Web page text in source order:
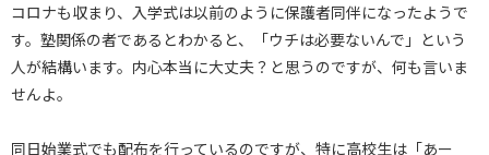
コロナも収まり、入学式は以前のように保護者同伴になったようで
す。塾関係の者であるとわかると、「ウチは必要ないんで」という
人が結構います。内心本当に大丈夫？と思うのですが、何も言いま
せんよ。
同日始業式でも配布を行っているのですが、特に高校生は「あー